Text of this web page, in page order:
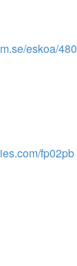
eskoa/480
fp02pb